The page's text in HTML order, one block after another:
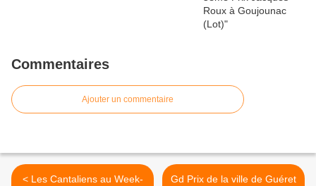
Commentaires
Ajouter un commentaire
< Les Cantaliens au Week-
Gd Prix de la ville de Guéret